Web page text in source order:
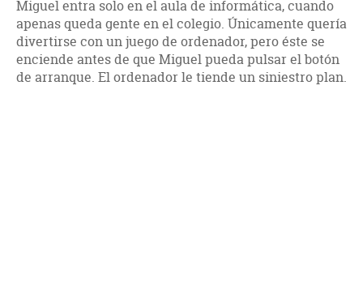
Miguel entra solo en el aula de informática, cuando
apenas queda gente en el colegio. Únicamente quería
divertirse con un juego de ordenador, pero éste se
enciende antes de que Miguel pueda pulsar el botón
de arranque. El ordenador le tiende un siniestro plan.